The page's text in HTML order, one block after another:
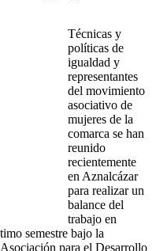
Técnicas y
políticas de
igualdad y
representantes
del movimiento
asociativo de
mujeres de la
comarca se han
reunido
recientemente
en Aznalcázar
para realizar un
balance del
trabajo en
semestre bajo la
para el Desarrollo